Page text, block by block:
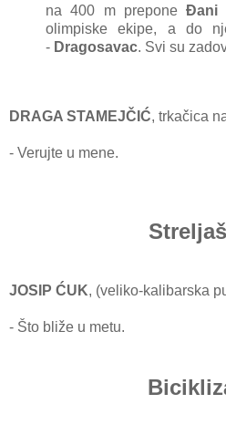
nа 400 m prepone Đani
olimpiske ekipe, а do
- Drаgosаvаc. Svi su
DRAGA STAMEJČIĆ, trkаčicа
- Verujte u mene.
JOSIP ĆUK, (veliko-kаlibаrskа
- Što bliže u metu.